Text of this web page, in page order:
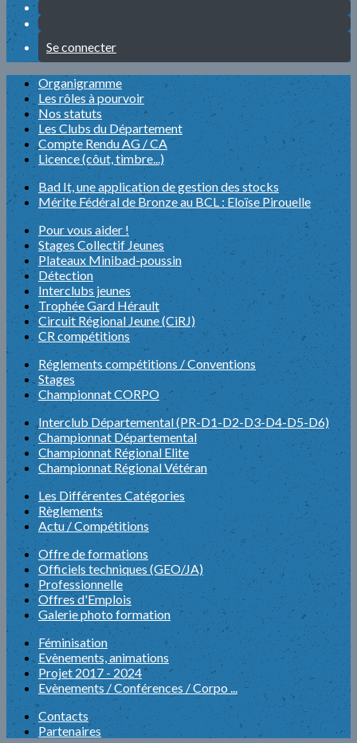
Se connecter
Organigramme
Les rôles à pourvoir
Nos statuts
Les Clubs du Département
Compte Rendu AG / CA
Licence (côut, timbre...)
Bad It, une application de gestion des stocks
Mérite Fédéral de Bronze au BCL : Eloïse Pirouelle
Pour vous aider !
Stages Collectif Jeunes
Plateaux Minibad-poussin
Détection
Interclubs jeunes
Trophée Gard Hérault
Circuit Régional Jeune (CiRJ)
CR compétitions
Réglements compétitions / Conventions
Stages
Championnat CORPO
Interclub Départemental (PR-D1-D2-D3-D4-D5-D6)
Championnat Départemental
Championnat Régional Elite
Championnat Régional Vétéran
Les Différentes Catégories
Règlements
Actu / Compétitions
Offre de formations
Officiels techniques (GEO/JA)
Professionnelle
Offres d'Emplois
Galerie photo formation
Féminisation
Evènements, animations
Projet 2017 - 2024
Evènements / Conférences / Corpo ...
Contacts
Partenaires